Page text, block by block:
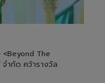
The
ำกัด คว้ารางวัล